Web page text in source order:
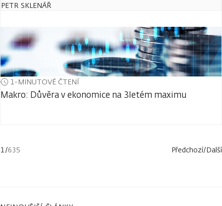
PETR SKLENÁŘ
1-MINUTOVÉ ČTENÍ
Makro: Důvěra v ekonomice na 3letém maximu
1/635 Předchozí/Další